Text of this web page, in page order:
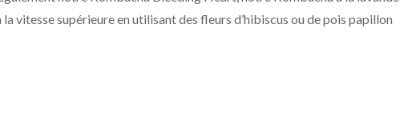
vitesse supérieure en utilisant des fleurs d’hibiscus ou de pois papillon